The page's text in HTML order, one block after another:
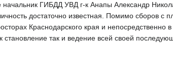
ГИБДД УВД г-к Анапы Александр
достаточно известная. Помимо сборов с
Краснодарского края и
становление так и ведение всей своей